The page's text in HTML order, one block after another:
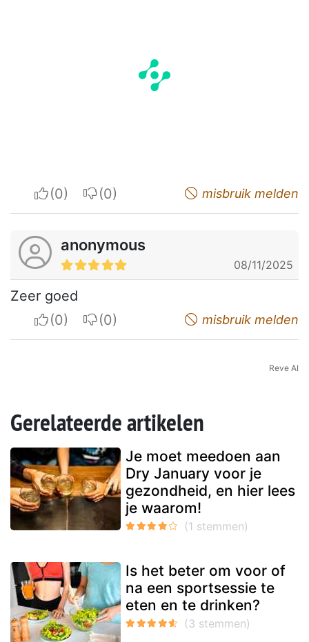
I apreciateI do not appreciatemisbruik melden
anonymous
08/11/2025
Zeer goed
I apreciateI do not appreciatemisbruik melden
Reve AI
Gerelateerde artikelen
Je moet meedoen aan
Dry January voor je
gezondheid, en hier lees
je waarom!
Is het beter om voor of
na een sportsessie te
eten en te drinken?